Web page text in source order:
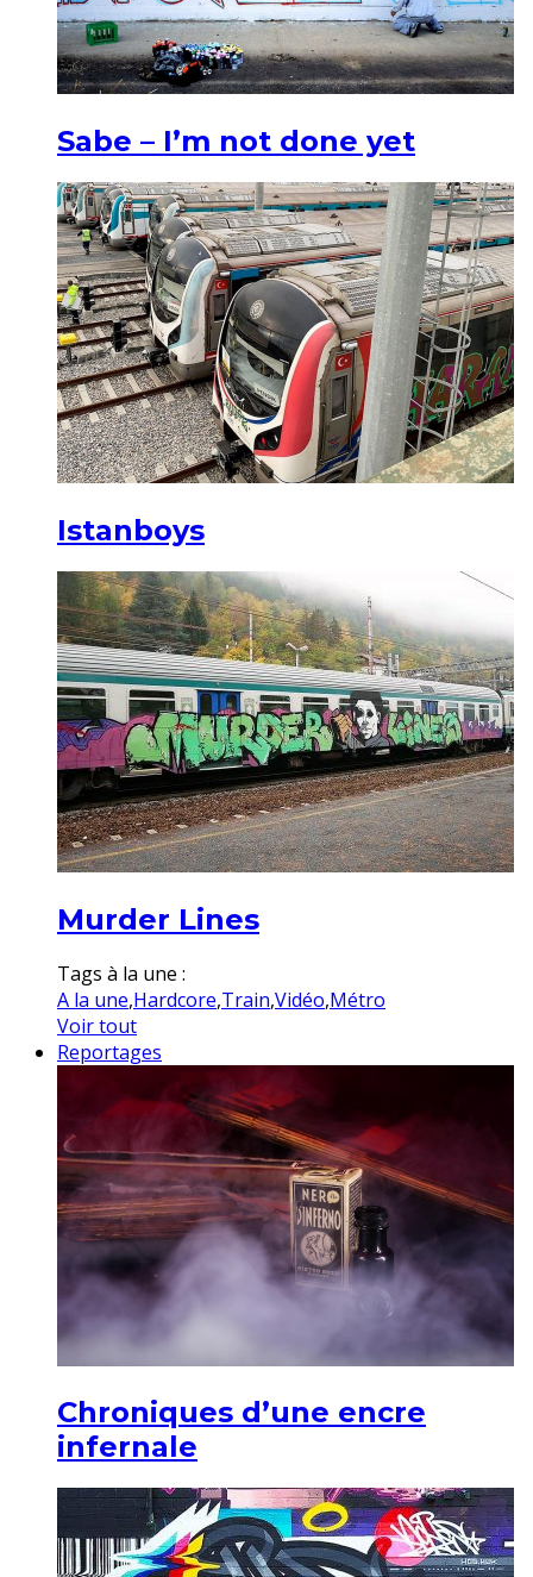
Sabe – I’m not done yet
Istanboys
Murder Lines
Tags à la une :
A la une,Hardcore,Train,Vidéo,Métro
Voir tout
Reportages
Chroniques d’une encre
infernale